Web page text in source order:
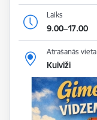
Laiks
9.00–17.00
Atrašanās vieta
Kuiviži